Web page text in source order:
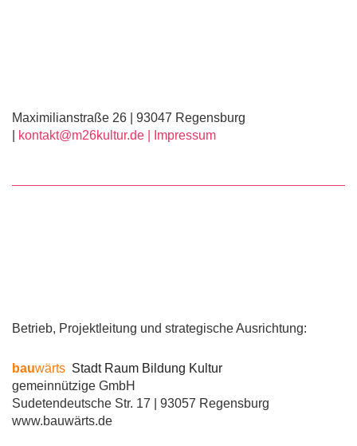
Maximilianstraße 26 | 93047 Regensburg
kontakt@m26kultur.de | Impressum
Betrieb, Projektleitung und strategische Ausrichtung:
bauwärts Stadt Raum Bildung Kultur
gemeinnützige GmbH
Sudetendeutsche Str. 17 | 93057 Regensburg
www.bauwärts.de